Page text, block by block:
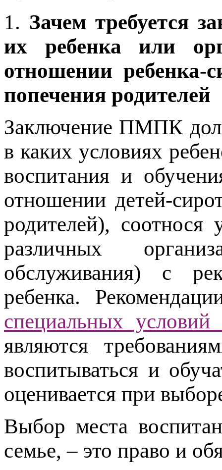
1. Зачем требуется
их ребенка или
отношении ребенка-
попечения родителей
Заключение ПМПК
в каких условиях
воспитания и
отношении детей-
родителей), соотнося
различных
обслуживания) с
ребенка.
специальных
являются
воспитываться и
оценивается при
Выбор места
семье, – это право и